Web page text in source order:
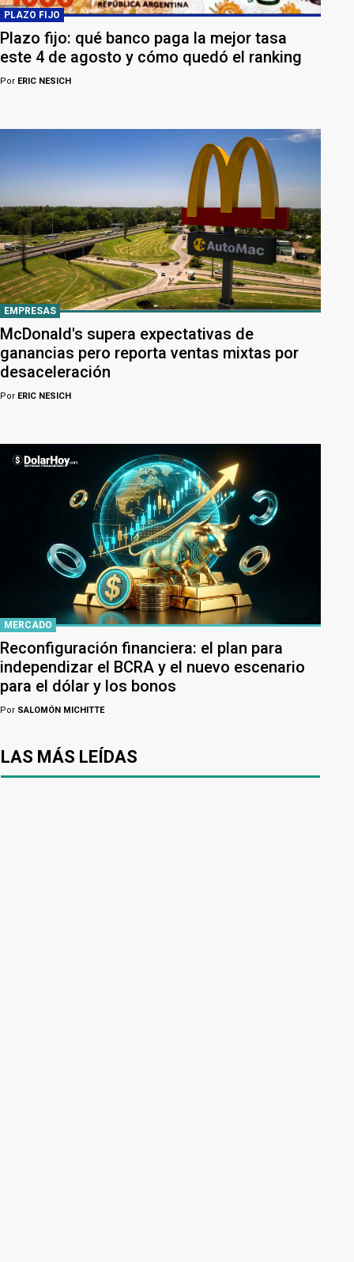
PLAZO FIJO
Plazo fijo: qué banco paga la mejor tasa
este 4 de agosto y cómo quedó el ranking
Por ERIC NESICH
EMPRESAS
McDonald's supera expectativas de
ganancias pero reporta ventas mixtas por
desaceleración
Por ERIC NESICH
MERCADO
Reconfiguración financiera: el plan para
independizar el BCRA y el nuevo escenario
para el dólar y los bonos
Por SALOMÓN MICHITTE
LAS MÁS LEÍDAS